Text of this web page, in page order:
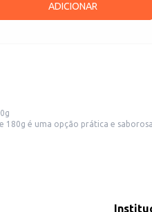
ADICIONAR
da manhã ou lanche. Sua composição de banana e maçã
e sabor em uma porção